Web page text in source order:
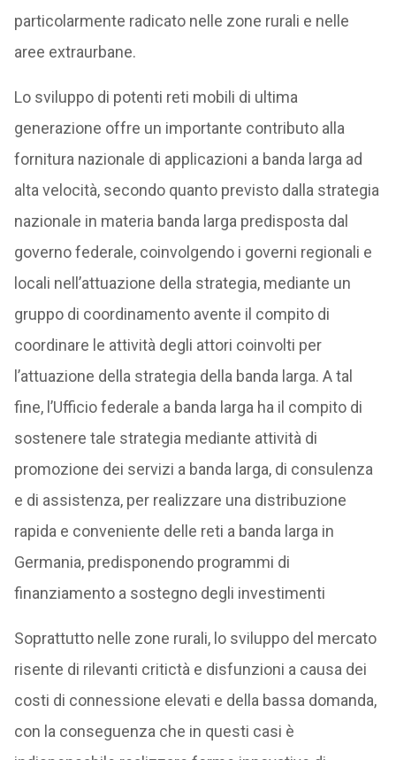
particolarmente radicato nelle zone rurali e nelle
aree extraurbane.
Lo sviluppo di potenti reti mobili di ultima
generazione offre un importante contributo alla
fornitura nazionale di applicazioni a banda larga ad
alta velocità, secondo quanto previsto dalla strategia
nazionale in materia banda larga predisposta dal
governo federale, coinvolgendo i governi regionali e
locali nell’attuazione della strategia, mediante un
gruppo di coordinamento avente il compito di
coordinare le attività degli attori coinvolti per
l’attuazione della strategia della banda larga. A tal
fine, l’Ufficio federale a banda larga ha il compito di
sostenere tale strategia mediante attività di
promozione dei servizi a banda larga, di consulenza
e di assistenza, per realizzare una distribuzione
rapida e conveniente delle reti a banda larga in
Germania, predisponendo programmi di
finanziamento a sostegno degli investimenti
Soprattutto nelle zone rurali, lo sviluppo del mercato
risente di rilevanti critictà e disfunzioni a causa dei
costi di connessione elevati e della bassa domanda,
con la conseguenza che in questi casi è